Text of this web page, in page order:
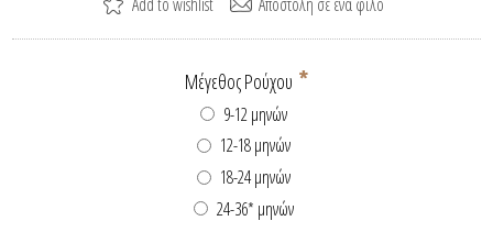
Μέγεθος Ρούχου *
9-12 μηνών
12-18 μηνών
18-24 μηνών
24-36* μηνών